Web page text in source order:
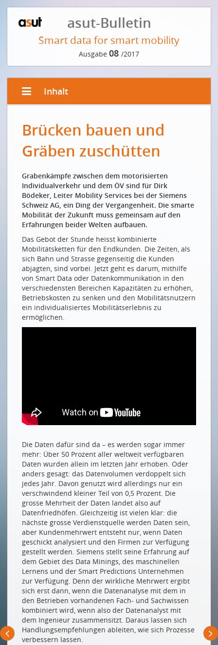
asut-Bulletin
Smart data for smart mobility
Ausgabe 08 /2017
Inhalt
Mehr Intelligenz und weniger Beton
Plus d’intelligence et moins de béton
Frei fliessende Daten für frei fliessenden Verkehr
Des données circulant librement pour garantir un
trafic fluide
STUDIE
Wer hat Angst vor dem selbstfahrenden Auto?
18. ASUT-KOLLOQUIUM, FACHTAGUNG ASTRA, ITS-CH UND
TCS
Wie anonym sind wir noch?
Haben selbstfahrende Autos ein Gewissen?
Die Grundlage für die Grundlage
Podium: Smarte Daten und Demokratie
Impressionen
Drucken
Impressum
Brücken bauen und
Gräben zuschütten
Grabenkämpfe zwischen dem motorisierten
Individualverkehr und dem ÖV sind für Dirk
Bödeker, Leiter Mobility Services bei der Siemens
Schweiz AG, ein Ding der Vergangenheit. Die smarte
Mobilität der Zukunft muss gemeinsam auf den
Erfahrungen beider Welten aufbauen.
Das Gebot der Stunde heisst kombinierte
Mobilitätsketten für den Endkunden. Die Zeiten, als
sich Bahn und Strasse gegenseitig die Kunden
abjagten, sind vorbei. Jetzt geht es darum, mithilfe
von Smart Data oder Datenkommunikation in den
verschiedensten Bereichen Kapazitäten zu erhöhen,
Betriebskosten zu senken und den Mobilitätsnutzern
ein individualisiertes Mobilitätserlebnis zu
ermöglichen.
Die Daten dafür sind da – es werden sogar immer
mehr: Über 50 Prozent aller weltweit verfügbaren
Daten wurden allein im letzten Jahr erhoben. Oder
anders gesagt: das Datenvolumen verdoppelt sich
jedes Jahr. Davon genutzt wird allerdings nur ein
verschwindend kleiner Teil von 0,5 Prozent. Die
grosse Mehrheit der Daten landet also auf
Datenfriedhöfen. Gleichzeitig ist vielen klar: die
nächste grosse Verdienstquelle werden Daten sein,
aber Kundenmehrwert entsteht nur, wenn Daten
geschickt analysiert und den Firmen zur Verfügung
gestellt werden. Siemens stellt seine Erfahrung auf
dem Gebiet des Data Minings, des maschinellen
Lernens und der Smart Predictions Unternehmen
zur Verfügung. Denn der wirkliche Mehrwert ergibt
sich erst dann, wenn die Datenanalyse mit dem in
den Betrieben vorhandenen Fach- und Sachwissen
kombiniert wird, wenn also der Datenanalyst mit
dem Ingenieur zusammensitzt. Daraus lassen sich
Handlungsempfehlungen ableiten, wie sich Prozesse
verbessern lassen.